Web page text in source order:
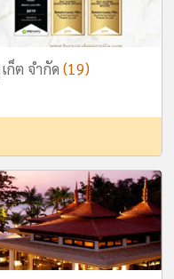
ก็ต จำกัด(19)